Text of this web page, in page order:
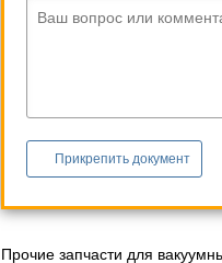
Ваш вопрос или
Прикрепить документ
Прочие запчасти для